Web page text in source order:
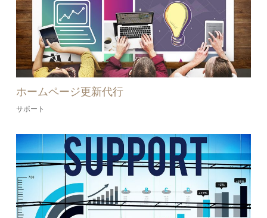
ホームページ更新代行
サポート